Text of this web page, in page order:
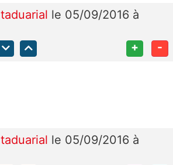
taduarial le 05/09/2016 à
+ -
taduarial le 05/09/2016 à